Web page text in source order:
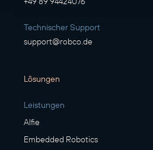
Technischer Support
support@robco.de
Lösungen
Leistungen
Alfie
Embedded Robotics